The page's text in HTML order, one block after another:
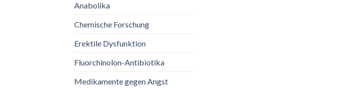
Anabolika
Chemische Forschung
Erektile Dysfunktion
Fluorchinolon-Antibiotika
Medikamente gegen Angst